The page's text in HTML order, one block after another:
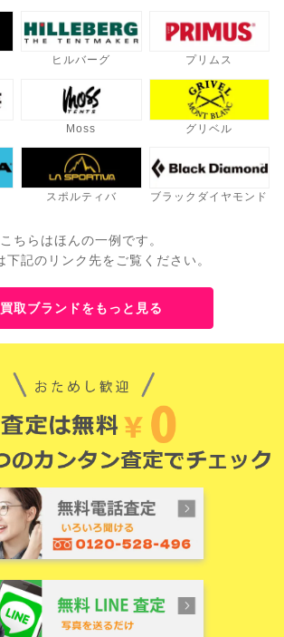
ヒルバーグ プリムス
Moss グリベル
スポルティバ ブラックダイヤモンド
こちらはほんの一例です。
下記のリンク先をご覧ください。
買取ブランドをもっと見る